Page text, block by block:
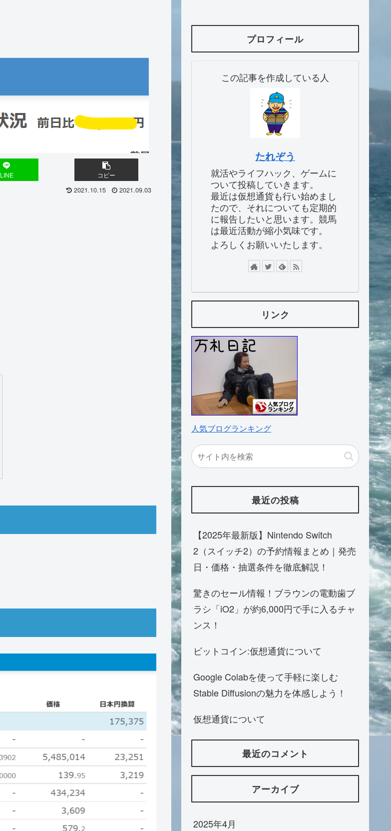
LINE コピー
2021.10.15 2021.09.03
プロフィール
この記事を作成している人
たれぞう
就活やライフハック、ゲームに
ついて投稿していきます。
最近は仮想通貨も行い始めまし
たので、それについても定期的
に報告したいと思います。競馬
は最近活動が縮小気味です。
よろしくお願いいたします。
リンク
人気ブログランキング
最近の投稿
【2025年最新版】Nintendo Switch
2（スイッチ2）の予約情報まとめ｜発売
日・価格・抽選条件を徹底解説！
驚きのセール情報！ブラウンの電動歯ブ
ラシ「iO2」が約6,000円で手に入るチャ
ンス！
ビットコイン:仮想通貨について
Google Colabを使って手軽に楽しむ
Stable Diffusionの魅力を体感しよう！
仮想通貨について
最近のコメント
アーカイブ
2025年4月